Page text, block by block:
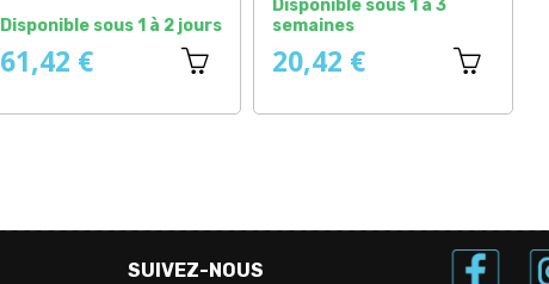
Disponible sous 1 à 2 jours
61,42 €
Disponible sous 1 à 3
semaines
20,42 €
SUIVEZ-NOUS